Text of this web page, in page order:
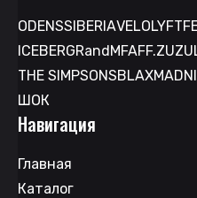
ODENSSIBERIAVELOLYFT
ICEBERGRandMFAFF.ZUZU
THE SIMPSONSBLAXMAD
ШОК
Навигация
Главная
Каталог